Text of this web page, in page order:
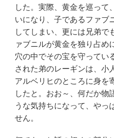
した。実際、黄金を巡って
いになり、子であるファブ
してしまい、更には兄弟で
ァブニルが黄金を独り占め
穴の中でその宝を守ってい
された弟のレーギンは、小
アルベリヒのところに身を
したと。おお～、何だか物
うな気持ちになって、やっ
せん。